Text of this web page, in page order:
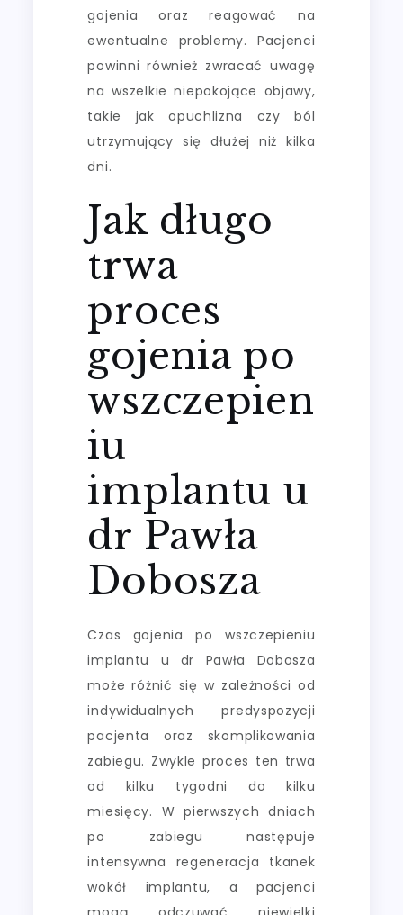
gojenia oraz reagować na
ewentualne problemy. Pacjenci
powinni również zwracać uwagę
na wszelkie niepokojące objawy,
takie jak opuchlizna czy ból
utrzymujący się dłużej niż kilka
dni.
Jak długo
trwa
proces
gojenia po
wszczepien
iu
implantu u
dr Pawła
Dobosza
Czas gojenia po wszczepieniu
implantu u dr Pawła Dobosza
może różnić się w zależności od
indywidualnych predyspozycji
pacjenta oraz skomplikowania
zabiegu. Zwykle proces ten trwa
od kilku tygodni do kilku
miesięcy. W pierwszych dniach
po zabiegu następuje
intensywna regeneracja tkanek
wokół implantu, a pacjenci